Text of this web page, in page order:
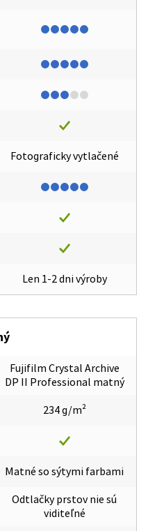
Fotograficky vytlačené
Len 1-2 dni výroby
Fujifilm Crystal Archive
DP II Professional matný
234 g/m²
Matné so sýtymi farbami
Odtlačky prstov nie sú
viditeľné